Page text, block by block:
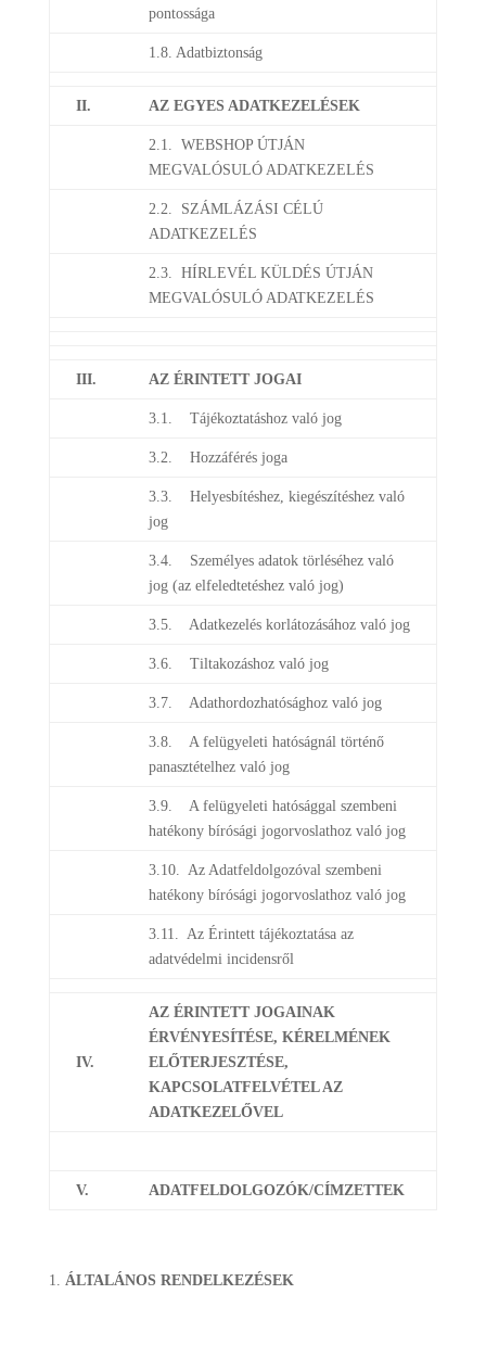
pontossága
1.8. Adatbiztonság
II. AZ EGYES ADATKEZELÉSEK
2.1. WEBSHOP ÚTJÁN
MEGVALÓSULÓ ADATKEZELÉS
2.2. SZÁMLÁZÁSI CÉLÚ
ADATKEZELÉS
2.3. HÍRLEVÉL KÜLDÉS ÚTJÁN
MEGVALÓSULÓ ADATKEZELÉS
III. AZ ÉRINTETT JOGAI
3.1. Tájékoztatáshoz való jog
3.2. Hozzáférés joga
3.3. Helyesbítéshez, kiegészítéshez való
jog
3.4. Személyes adatok törléséhez való
jog (az elfeledtetéshez való jog)
3.5. Adatkezelés korlátozásához való jog
3.6. Tiltakozáshoz való jog
3.7. Adathordozhatósághoz való jog
3.8. A felügyeleti hatóságnál történő
panasztételhez való jog
3.9. A felügyeleti hatósággal szembeni
hatékony bírósági jogorvoslathoz való jog
3.10. Az Adatfeldolgozóval szembeni
hatékony bírósági jogorvoslathoz való jog
3.11. Az Érintett tájékoztatása az
adatvédelmi incidensről
IV.
AZ ÉRINTETT JOGAINAK
ÉRVÉNYESÍTÉSE, KÉRELMÉNEK
ELŐTERJESZTÉSE,
KAPCSOLATFELVÉTEL AZ
ADATKEZELŐVEL
V. ADATFELDOLGOZÓK/CÍMZETTEK
ÁLTALÁNOS RENDELKEZÉSEK